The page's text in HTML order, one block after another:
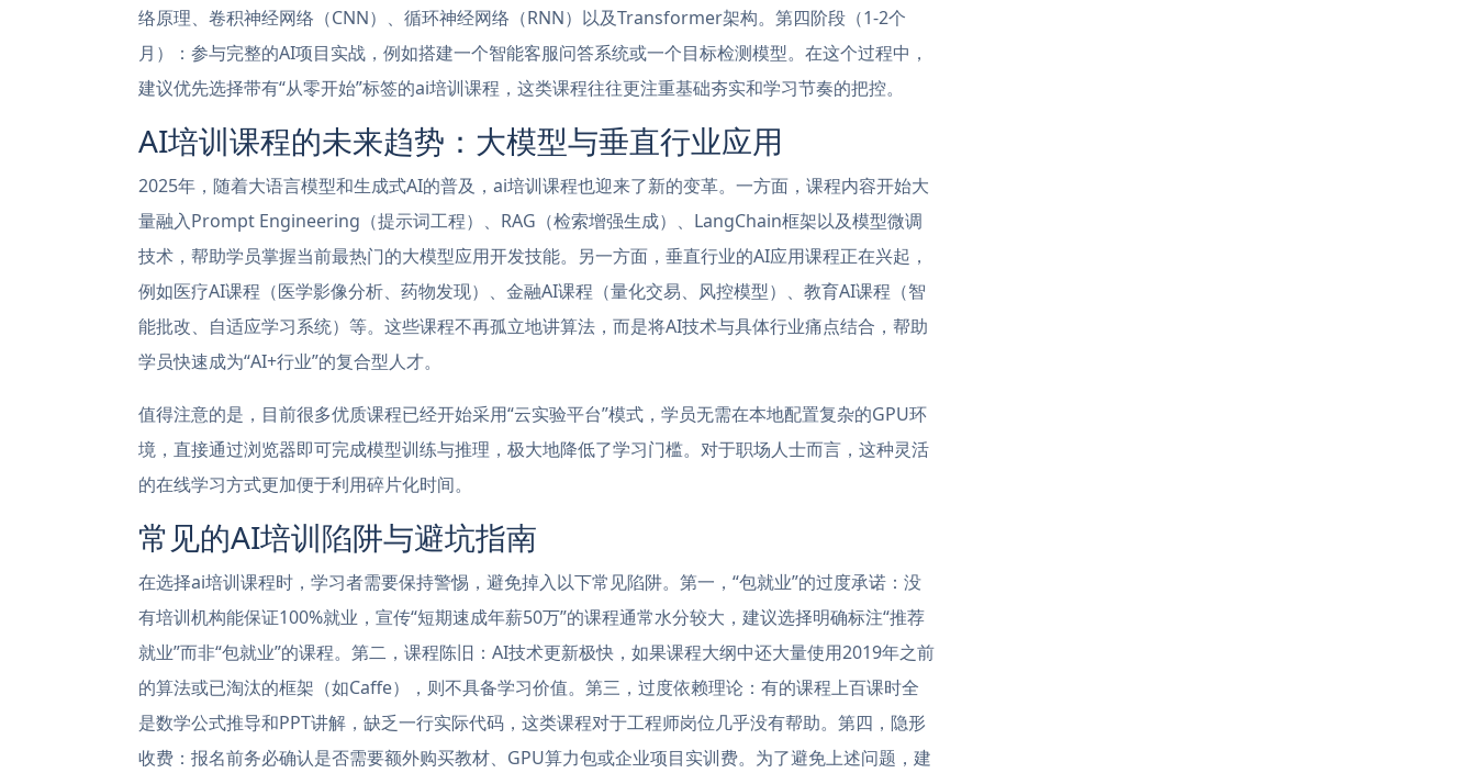
络原理、卷积神经网络（CNN）、循环神经网络（RNN）以及Transformer架构。第四阶段（1-2个
月）：参与完整的AI项目实战，例如搭建一个智能客服问答系统或一个目标检测模型。在这个过程中，
建议优先选择带有“从零开始”标签的ai培训课程，这类课程往往更注重基础夯实和学习节奏的把控。
AI培训课程的未来趋势：大模型与垂直行业应用
2025年，随着大语言模型和生成式AI的普及，ai培训课程也迎来了新的变革。一方面，课程内容开始大
量融入Prompt Engineering（提示词工程）、RAG（检索增强生成）、LangChain框架以及模型微调
技术，帮助学员掌握当前最热门的大模型应用开发技能。另一方面，垂直行业的AI应用课程正在兴起，
例如医疗AI课程（医学影像分析、药物发现）、金融AI课程（量化交易、风控模型）、教育AI课程（智
能批改、自适应学习系统）等。这些课程不再孤立地讲算法，而是将AI技术与具体行业痛点结合，帮助
学员快速成为“AI+行业”的复合型人才。
值得注意的是，目前很多优质课程已经开始采用“云实验平台”模式，学员无需在本地配置复杂的GPU环
境，直接通过浏览器即可完成模型训练与推理，极大地降低了学习门槛。对于职场人士而言，这种灵活
的在线学习方式更加便于利用碎片化时间。
常见的AI培训陷阱与避坑指南
在选择ai培训课程时，学习者需要保持警惕，避免掉入以下常见陷阱。第一，“包就业”的过度承诺：没
有培训机构能保证100%就业，宣传“短期速成年薪50万”的课程通常水分较大，建议选择明确标注“推荐
就业”而非“包就业”的课程。第二，课程陈旧：AI技术更新极快，如果课程大纲中还大量使用2019年之前
的算法或已淘汰的框架（如Caffe），则不具备学习价值。第三，过度依赖理论：有的课程上百课时全
是数学公式推导和PPT讲解，缺乏一行实际代码，这类课程对于工程师岗位几乎没有帮助。第四，隐形
收费：报名前务必确认是否需要额外购买教材、GPU算力包或企业项目实训费。为了避免上述问题，建